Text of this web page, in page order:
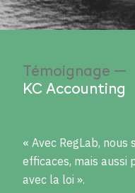
Témoignage —
KC Accounting
« Avec RegLab,
efficaces, mais aussi
avec la loi ».